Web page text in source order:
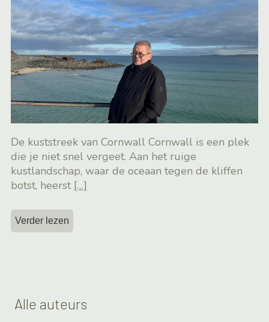
De kuststreek van Cornwall Cornwall is een plek
die je niet snel vergeet. Aan het ruige
kustlandschap, waar de oceaan tegen de kliffen
botst, heerst […]
Verder lezen
Alle auteurs